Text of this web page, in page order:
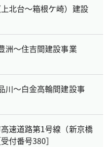
北台～箱根ケ崎）建設
洲～住吉間建設事業
川～白金高輪間建設事
速道路第1号線（新京橋
付番号380］